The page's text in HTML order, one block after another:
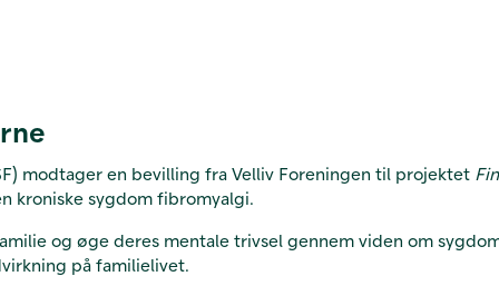
modtager en bevilling fra Velliv Foreningen til projektet
kroniske sygdom fibromyalgi.
og øge deres mentale trivsel gennem viden om
på familielivet.